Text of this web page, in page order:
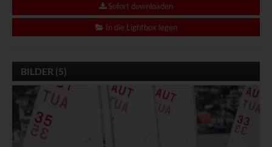
Sofort downloaden
In die Lightbox legen
BILDER (5)